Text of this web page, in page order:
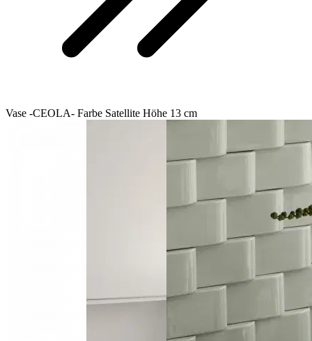
Vase -CEOLA- Farbe Satellite Höhe 13 cm